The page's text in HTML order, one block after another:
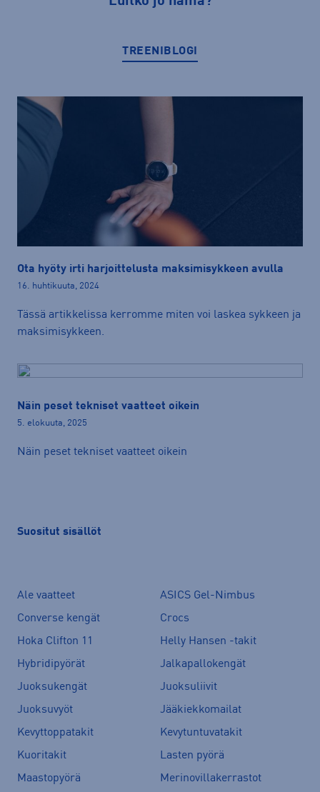
TREENIBLOGI
Ota hyöty irti harjoittelusta maksimisykkeen avulla
16. huhtikuuta, 2024
Tässä artikkelissa kerromme miten voi laskea sykkeen ja
maksimisykkeen.
Näin peset tekniset vaatteet oikein
5. elokuuta, 2025
Näin peset tekniset vaatteet oikein
Suositut sisällöt
Ale vaatteet
ASICS Gel-Nimbus
Converse kengät
Crocs
Hoka Clifton 11
Helly Hansen -takit
Hybridipyörät
Jalkapallokengät
Juoksukengät
Juoksuliivit
Juoksuvyöt
Jääkiekkomailat
Kevyttoppatakit
Kevytuntuvatakit
Kuoritakit
Lasten pyörä
Maastopyörä
Merinovillakerrastot